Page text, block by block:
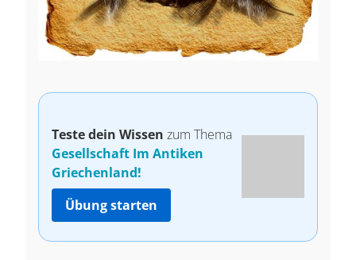
Teste dein Wissen zum Thema
Gesellschaft Im Antiken
Griechenland!
Übung starten